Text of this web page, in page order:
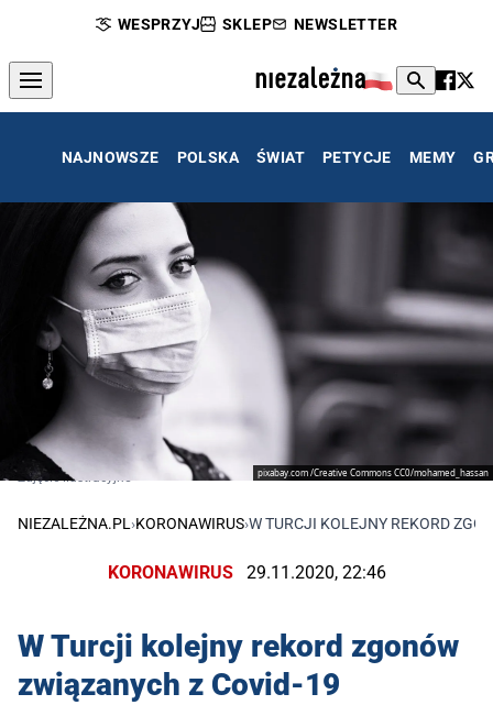
WESPRZYJ SKLEP NEWSLETTER
NAJNOWSZE POLSKA ŚWIAT PETYCJE MEMY
pixabay.com /Creative Commons CC0/mohamed_hassan
Zdjęcie ilustracyjne
NIEZALEŻNA.PL ›KORONAWIRUS›W TURCJI KOLEJNY REKORD
KORONAWIRUS 29.11.2020, 22:46
W Turcji kolejny rekord zgonów
związanych z Covid-19